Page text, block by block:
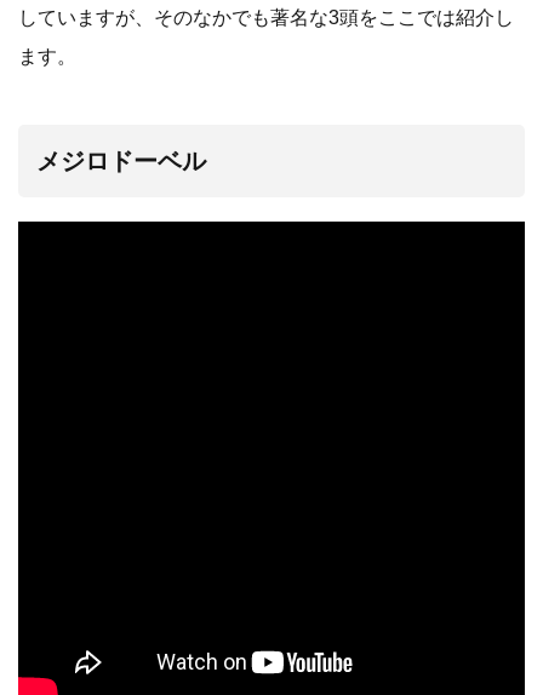
していますが、そのなかでも著名な3頭をここでは紹介し
ます。
メジロドーベル